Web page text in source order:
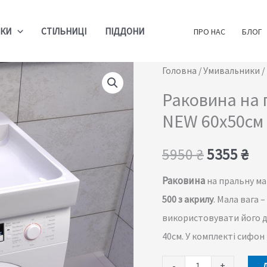
СТІЛЬНИЦІ ПІДДОНИ ПРО НАС БЛОГ
Головна /Умивальники /
Раковина на
NEW 60x50cм
5950₴
ціна:
5950 ₴.
5355₴
Раковина на пральну
500 з акрилу. Мала вага
використовувати його
40см. У комплекті сифон
Раковина
пральну
машину
NEW
60x50cм
кількість